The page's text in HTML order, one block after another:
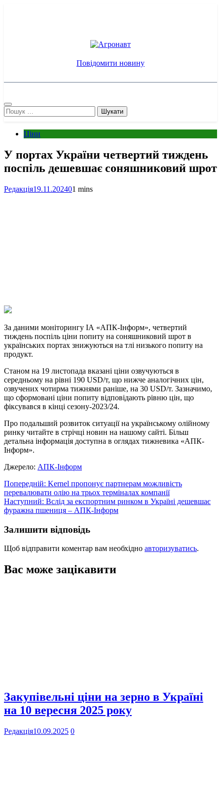
Агронавт
Новини українського агробізнесу
Повідомити новину
Пошук:
Ціни
У портах України четвертий тиждень
поспіль дешевшає соняшниковий шрот
Редакція19.11.202401 mins
Link
Print
За даними моніторингу ІА «АПК-Інформ», четвертий
тиждень поспіль ціни попиту на соняшниковий шрот в
українських портах знижуються на тлі низького попиту на
продукт.
Станом на 19 листопада вказані ціни озвучуються в
середньому на рівні 190 USD/т, що нижче аналогічних цін,
озвучених чотирма тижнями раніше, на 30 USD/т. Зазначимо,
що сформовані ціни попиту відповідають рівню цін, що
фіксувався в кінці сезону-2023/24.
Про подальший розвиток ситуації на українському олійному
ринку читайте в стрічці новин на нашому сайті. Більш
детальна інформація доступна в оглядах тижневика «АПК-
Інформ».
Джерело: АПК-Інформ
Навігація
записів
Попередній: Kernel пропонує партнерам можливість
перевалювати олію на трьох терміналах компанії
Наступний: Вслід за експортним ринком в Україні дешевшає
фуражна пшениця – АПК-Інформ
Залишити відповідь
Щоб відправити коментар вам необхідно авторизуватись.
Вас може зацікавити
Закупівельні ціни на зерно в Україні
на 10 вересня 2025 року
Редакція10.09.2025 0